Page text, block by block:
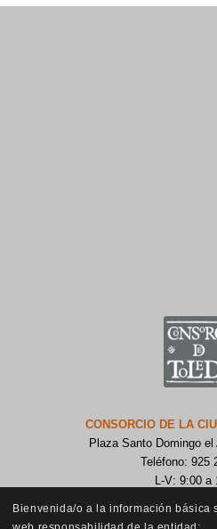
CONSORCIO DE LA
Plaza Santo Domingo
Teléfono: 925
L-V: 9:00 a
Bienvenida/o a la información básica